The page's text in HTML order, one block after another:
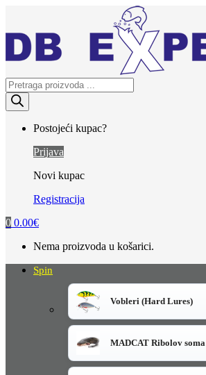
navigation
content
Products
search
Postojeći kupac?
Prijava
Novi kupac
Registracija
0 0.00€
Nema proizvoda u košarici.
Spin
Vobleri (Hard Lures)
MADCAT Ribolov soma